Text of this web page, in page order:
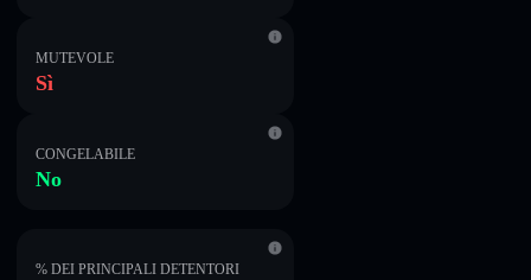
MUTEVOLE
Sì
CONGELABILE
No
% DEI PRINCIPALI DETENTORI